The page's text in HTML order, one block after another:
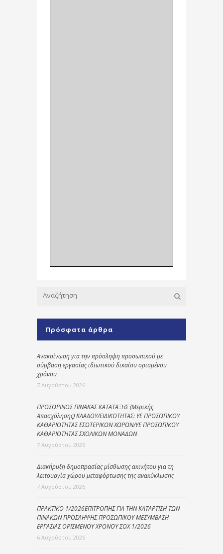
Πρόσφατα άρθρα
Ανακοίνωση για την πρόσληψη προσωπικού με
σύμβαση εργασίας ιδιωτικού δικαίου ορισμένου
χρόνου
7 Αυγούστου 2026
ΠΡΟΣΩΡΙΝΟΣ ΠΙΝΑΚΑΣ ΚΑΤΑΤΑΞΗΣ (Μερικής
Απασχόλησης) ΚΛΑΔΟΥ/ΕΙΔΙΚΟΤΗΤΑΣ: ΥΕ ΠΡΟΣΩΠΙΚΟΥ
ΚΑΘΑΡΙΟΤΗΤΑΣ ΕΣΩΤΕΡΙΚΩΝ ΧΩΡΩΝ/ΥΕ ΠΡΟΣΩΠΙΚΟΥ
ΚΑΘΑΡΙΟΤΗΤΑΣ ΣΧΟΛΙΚΩΝ ΜΟΝΑΔΩΝ
7 Αυγούστου 2026
Διακήρυξη δημοπρασίας μίσθωσης ακινήτου για τη
λειτουργία χώρου μεταφόρτωσης της ανακύκλωσης
7 Αυγούστου 2026
ΠΡΑΚΤΙΚΟ 1/2026ΕΠΙΤΡΟΠΗΣ ΓΙΑ ΤΗΝ ΚΑΤΑΡΤΙΣΗ ΤΩΝ
ΠΙΝΑΚΩΝ ΠΡΟΣΛΗΨΗΣ ΠΡΟΣΩΠΙΚΟΥ ΜΕΣΥΜΒΑΣΗ
ΕΡΓΑΣΙΑΣ ΟΡΙΣΜΕΝΟΥ ΧΡΟΝΟΥ ΣΟΧ 1/2026
6 Αυγούστου 2026